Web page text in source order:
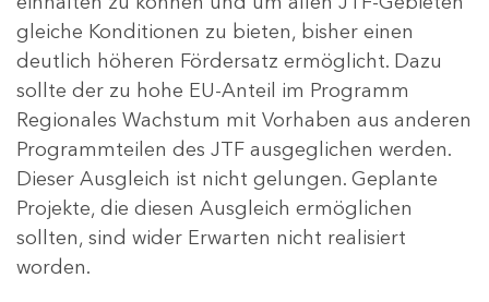
gleiche Konditionen zu bieten, bisher einen
deutlich höheren Fördersatz ermöglicht. Dazu
sollte der zu hohe EU-Anteil im Programm
Regionales Wachstum mit Vorhaben aus anderen
Programmteilen des JTF ausgeglichen werden.
Dieser Ausgleich ist nicht gelungen. Geplante
Projekte, die diesen Ausgleich ermöglichen
sollten, sind wider Erwarten nicht realisiert
worden.